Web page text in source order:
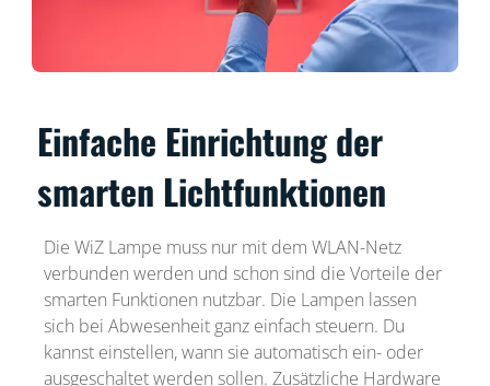
Einfache Einrichtung der
smarten Lichtfunktionen
Die WiZ Lampe muss nur mit dem WLAN-Netz
verbunden werden und schon sind die Vorteile der
smarten Funktionen nutzbar. Die Lampen lassen
sich bei Abwesenheit ganz einfach steuern. Du
kannst einstellen, wann sie automatisch ein- oder
ausgeschaltet werden sollen. Zusätzliche Hardware